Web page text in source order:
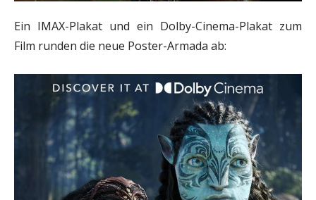
Ein IMAX-Plakat und ein Dolby-Cinema-Plakat zum
Film runden die neue Poster-Armada ab: